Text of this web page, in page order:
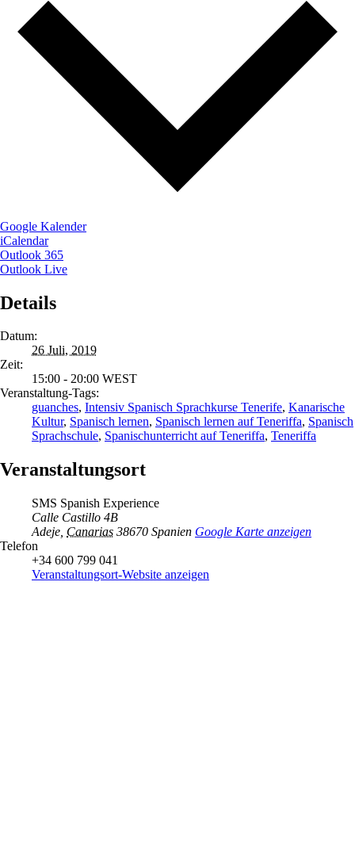
Google Kalender
iCalendar
Outlook 365
Outlook Live
Details
Datum:
26 Juli, 2019
Zeit:
15:00 - 20:00 WEST
Veranstaltung-Tags:
guanches, Intensiv Spanisch Sprachkurse Tenerife, Kanarische
Kultur, Spanisch lernen, Spanisch lernen auf Teneriffa, Spanisch
Sprachschule, Spanischunterricht auf Teneriffa, Teneriffa
Veranstaltungsort
SMS Spanish Experience
Calle Castillo 4B
Adeje Canarias 38670 Spanien Google Karte anzeigen
Telefon
+34 600 799 041
Veranstaltungsort-Website anzeigen